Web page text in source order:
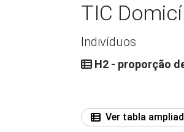
TIC
Indivíduos
H2 - proporção
Ver tabla